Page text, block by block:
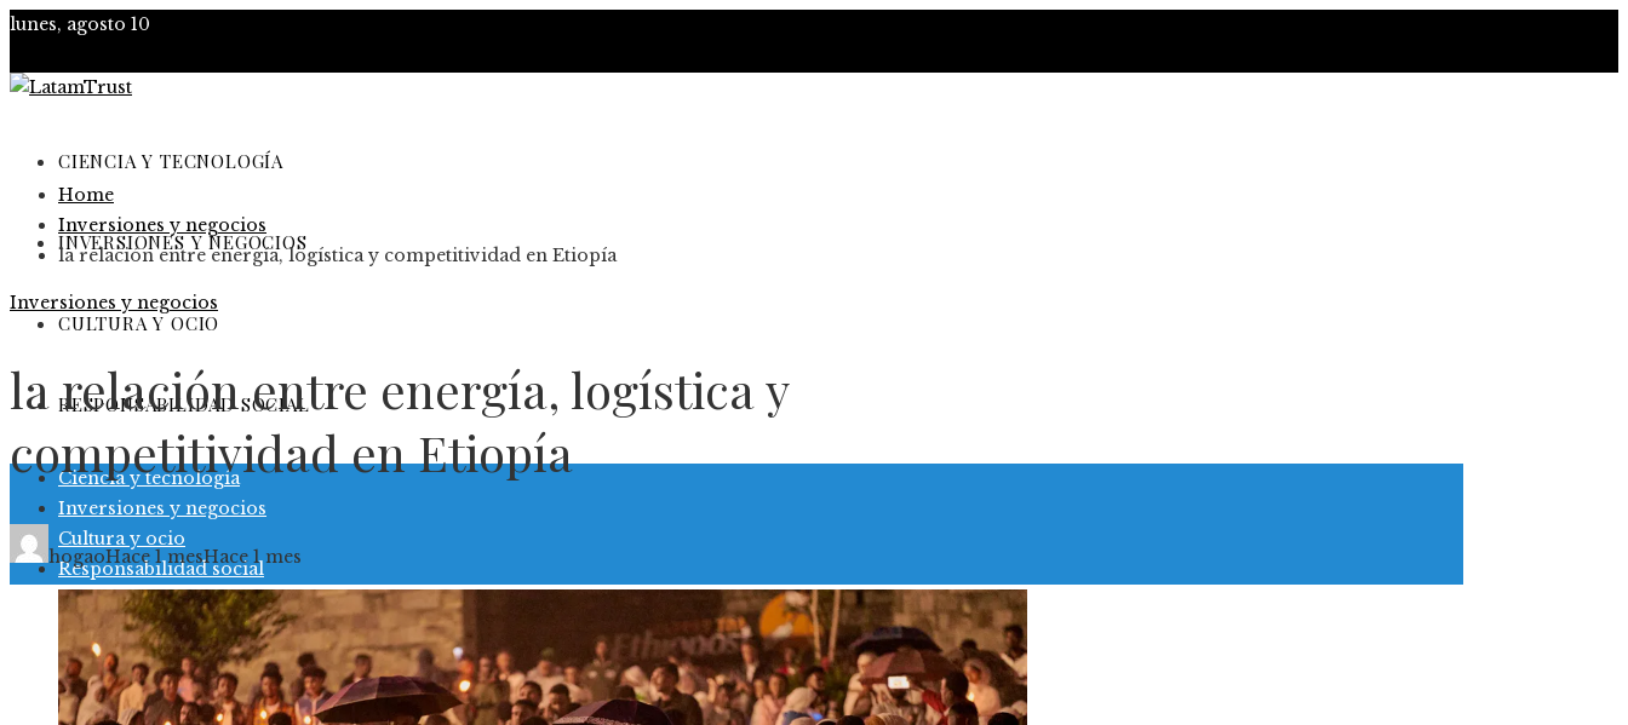
lunes, agosto 10
CIENCIA Y TECNOLOGÍA
INVERSIONES Y NEGOCIOS
CULTURA Y OCIO
RESPONSABILIDAD SOCIAL
Ciencia y tecnología
Inversiones y negocios
Cultura y ocio
Responsabilidad social
Home
Inversiones y negocios
la relación entre energía, logística y competitividad en Etiopía
Inversiones y negocios
la relación entre energía, logística y
competitividad en Etiopía
hogaoHace 1 mesHace 1 mes